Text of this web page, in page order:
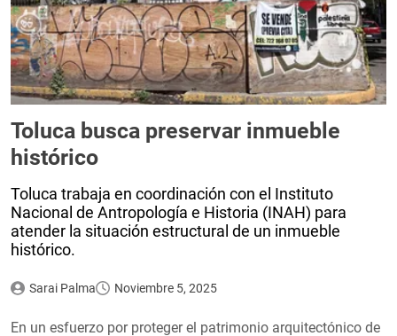
Toluca busca preservar inmueble
histórico
Toluca trabaja en coordinación con el Instituto
Nacional de Antropología e Historia (INAH) para
atender la situación estructural de un inmueble
histórico.
Sarai Palma Noviembre 5, 2025
En un esfuerzo por proteger el patrimonio arquitectónico de